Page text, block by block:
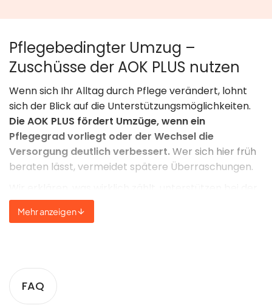
Pflegebedingter Umzug –
Zuschüsse der AOK PLUS nutzen
Wenn sich Ihr Alltag durch Pflege verändert, lohnt
sich der Blick auf die Unterstützungsmöglichkeiten.
Die AOK PLUS fördert Umzüge, wenn ein
Pflegegrad vorliegt oder der Wechsel die
Versorgung deutlich verbessert.Wer sich hier früh
beraten lässt, vermeidet spätere Überraschungen.
Antragstellung und helfen, typische Fehler zu
vermeiden. Auch Erfahrungen aus anderen Fällen –
Adresse bei der AOK PLUS ändern –
Mehr anzeigen
FAQ